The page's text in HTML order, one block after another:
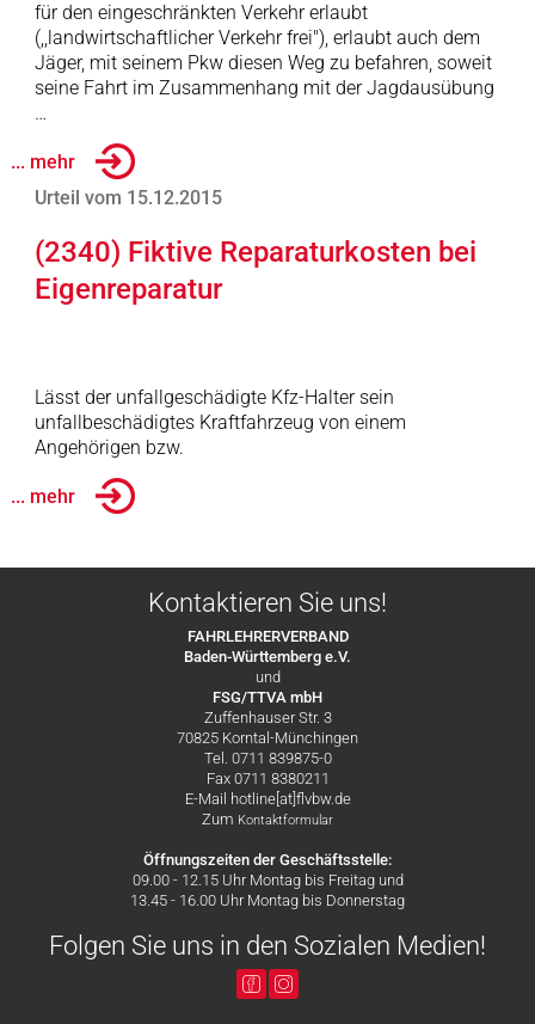
für den eingeschränkten Verkehr erlaubt
(,,landwirtschaftlicher Verkehr frei"), erlaubt auch dem
Jäger, mit seinem Pkw diesen Weg zu befahren, soweit
seine Fahrt im Zusammenhang mit der Jagdausübung
…
... mehr
Urteil vom 15.12.2015
(2340) Fiktive Reparaturkosten bei
Eigenreparatur
Lässt der unfallgeschädigte Kfz-Halter sein
unfallbeschädigtes Kraftfahrzeug von einem
Angehörigen bzw.
... mehr
Kontaktieren Sie uns!
FAHRLEHRERVERBAND
Baden-Württemberg e.V.
und
FSG/TTVA mbH
Zuffenhauser Str. 3
70825 Korntal-Münchingen
Tel. 0711 839875-0
Fax 0711 8380211
E-Mail hotline[at]flvbw.de
Zum Kontaktformular
Öffnungszeiten der Geschäftsstelle:
09.00 - 12.15 Uhr Montag bis Freitag und
13.45 - 16.00 Uhr Montag bis Donnerstag
Folgen Sie uns in den Sozialen Medien!